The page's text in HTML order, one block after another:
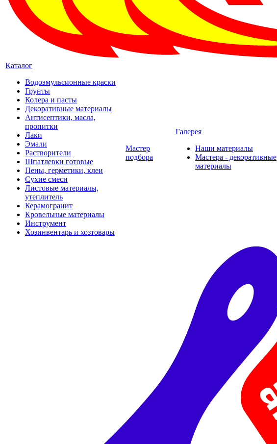
Каталог
Водоэмульсионные краски
Грунты
Колера и пасты
Декоративные материалы
Антисептики, масла,
пропитки
Лаки
Эмали
Растворители
Шпатлевки готовые
Пены, герметики, клеи
Сухие смеси
Листовые материалы,
утеплитель
Керамогранит
Кровельные материалы
Инструмент
Хозинвентарь и хозтовары
Мастер
подбора
Галерея
Наши материалы
Мастера - декоративные
материалы